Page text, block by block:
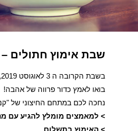
שבת אימוץ חתולים –
בשבת הקרובה ה 3 לאוגוסט 2019, נקיים בשיתוף עם הרצליה אוהבת חיות חגיגה של אימוץ חתולים.
בואו לאמץ כדור פרווה של אהבה!
נחכה לכם במתחם החיצוני של
> למאמצים מומלץ להגיע עם
> האימוץ בתשלום